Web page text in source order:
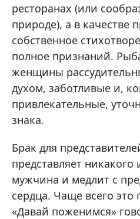
ресторанах (или
природе), а в качестве
собственное
полное признаний.
женщины
духом, заботливые и,
привлекательные,
знака.
Брак для
представляет никакого
мужчина и медлит с
сердца. Чаще всего это
«Давай поженимся»